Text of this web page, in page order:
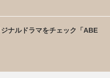
ナルドラマをチェック「ABE